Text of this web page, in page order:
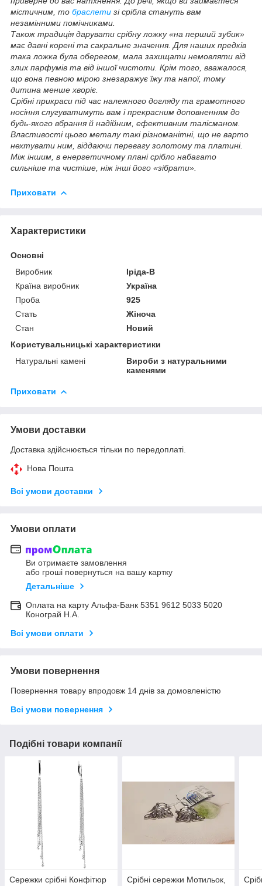
містичним, то браслети зі срібла стануть вам
незамінними помічниками.
Також традиція дарувати срібну ложку «на перший зубик»
має давні корені та сакральне значення. Для наших предків
така ложка була оберегом, мала захищати немовляти від
злих парфумів та від іншої чистоти. Крім того, вважалося,
що вона певною мірою знезаражує їжу та напої, тому
дитина менше хворіє.
Срібні прикраси під час належного догляду та грамотного
носіння слугуватимуть вам і прекрасним доповненням до
будь-якого вбрання й надійним, ефективним талісманом.
Властивості цього металу такі різноманітні, що не варто
нехтувати ним, віддаючи перевагу золотому та платині.
Між іншим, в енергетичному плані срібло набагато
сильніше та чистіше, ніж інші його «зібрати».
Приховати
Характеристики
Основні
Виробник
Іріда-В
Країна виробник
Україна
Проба
925
Стать
Жіноча
Стан
Новий
Користувальницькі характеристики
Натуральні камені
Вироби з натуральними
каменями
Приховати
Умови доставки
Доставка здійснюється тільки по передоплаті.
Нова Пошта
Всі умови доставки
Умови оплати
Ви отримаєте замовлення
або гроші повернуться на вашу картку
Детальніше
Оплата на карту Альфа-Банк 5351 9612 5033 5020
Конограй Н.А.
Всі умови оплати
Умови повернення
Повернення товару впродовж 14 днів за домовленістю
Всі умови повернення
Подібні товари компанії
Сережки срібні Конфітюр
Срібні сережки Мотильок,